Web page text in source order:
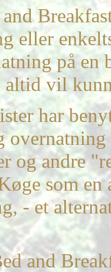
and
eller
på en
vil
har
og andre
som
- et
and